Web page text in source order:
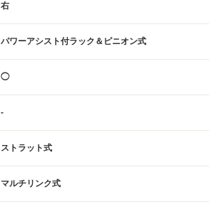
右
パワーアシスト付ラック＆ピニオン式
◯
-
ストラット式
マルチリンク式